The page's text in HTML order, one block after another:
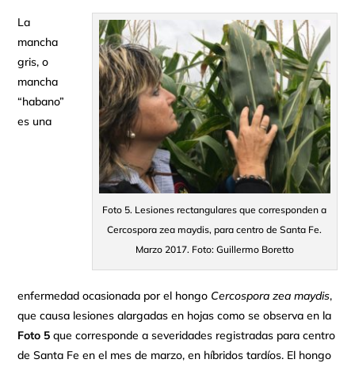
Foto 5. Lesiones rectangulares que corresponden a
Cercospora zea maydis, para centro de Santa Fe.
Marzo 2017. Foto: Guillermo Boretto
La
mancha
gris, o
mancha
“habano”
es una
enfermedad ocasionada por el hongo Cercospora zea maydis,
que causa lesiones alargadas en hojas como se observa en la
Foto 5 que corresponde a severidades registradas para centro
de Santa Fe en el mes de marzo, en híbridos tardíos. El hongo